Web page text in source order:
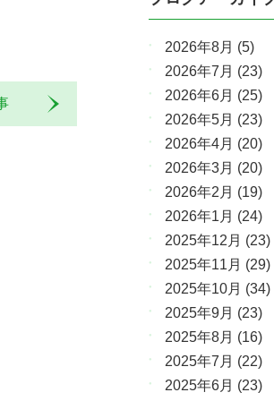
2026年8月 (5)
2026年7月 (23)
2026年6月 (25)
2026年5月 (23)
2026年4月 (20)
2026年3月 (20)
2026年2月 (19)
2026年1月 (24)
2025年12月 (23)
2025年11月 (29)
2025年10月 (34)
2025年9月 (23)
2025年8月 (16)
2025年7月 (22)
2025年6月 (23)